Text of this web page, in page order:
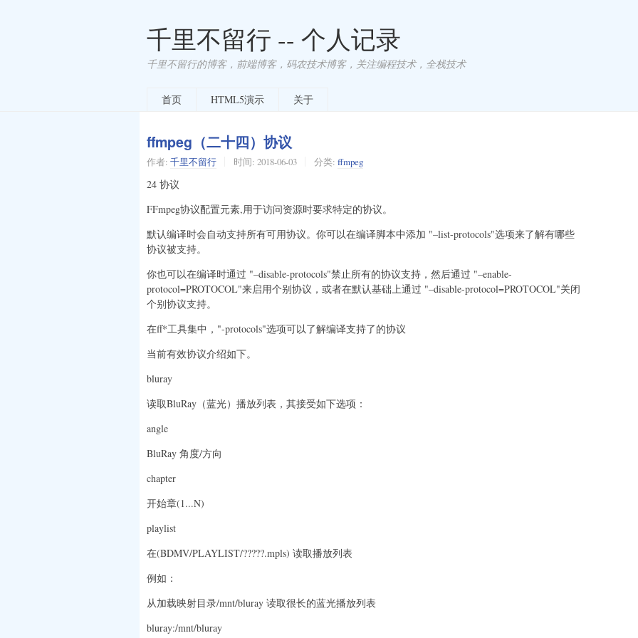
千里不留行 -- 个人记录
千里不留行的博客，前端博客，码农技术博客，关注编程技术，全栈技术
首页 HTML5演示 关于
ffmpeg（二十四）协议
作者: 千里不留行 时间: 2018-06-03 分类: ffmpeg
24 协议
FFmpeg协议配置元素,用于访问资源时要求特定的协议。
默认编译时会自动支持所有可用协议。你可以在编译脚本中添加 "–list-protocols"选项来了解有哪些
协议被支持。
你也可以在编译时通过 "–disable-protocols"禁止所有的协议支持，然后通过 "–enable-
protocol=PROTOCOL"来启用个别协议，或者在默认基础上通过 "–disable-protocol=PROTOCOL"关闭
个别协议支持。
在ff*工具集中，"-protocols"选项可以了解编译支持了的协议
当前有效协议介绍如下。
bluray
读取BluRay（蓝光）播放列表，其接受如下选项：
angle
BluRay 角度/方向
chapter
开始章(1...N)
playlist
在(BDMV/PLAYLIST/?????.mpls) 读取播放列表
例如：
从加载映射目录/mnt/bluray 读取很长的蓝光播放列表
bluray:/mnt/bluray